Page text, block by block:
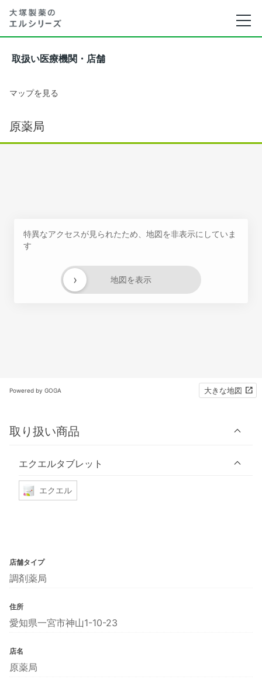
取扱い医療機関・店舗
マップを見る
原薬局
特異なアクセスが見られたため、地図を非表示にしていま
す
地図を表示
›
Powered by GOGA 大きな地図
取り扱い商品
エクエルタブレット
エクエル
店舗タイプ
調剤薬局
住所
愛知県一宮市神山1-10-23
店名
原薬局